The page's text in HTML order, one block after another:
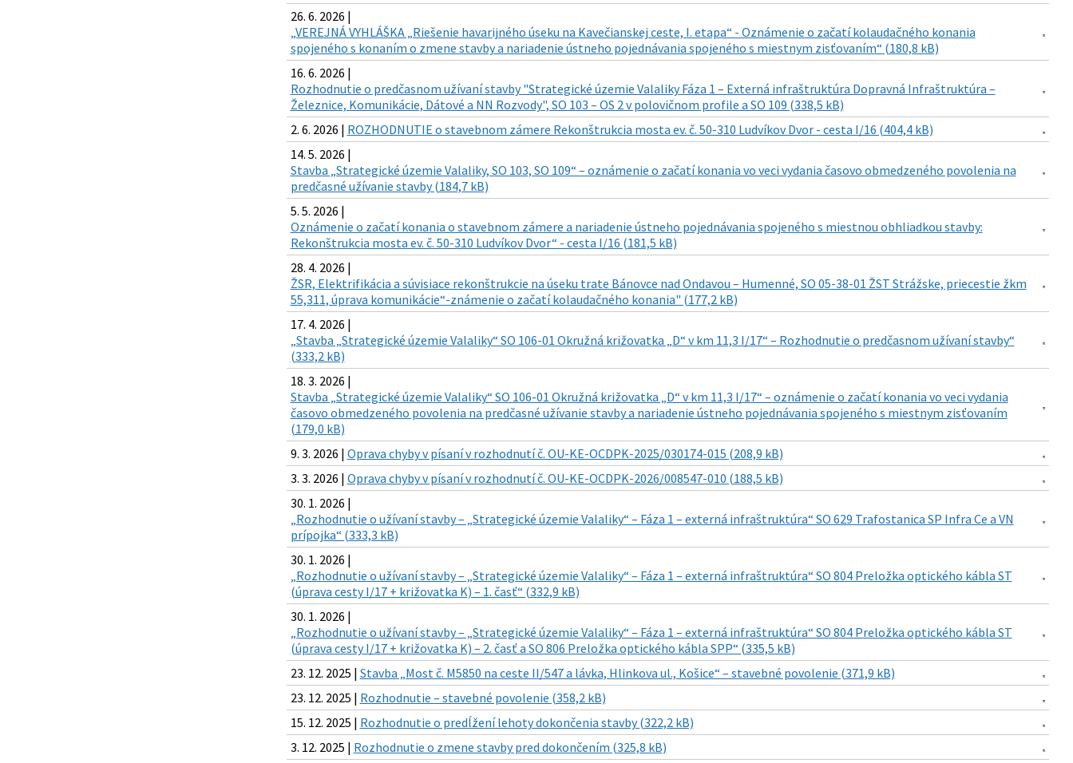
26. 6. 2026 |
„VEREJNÁ VYHLÁŠKA „Riešenie havarijného úseku na Kavečianskej ceste, I. etapa“ - Oznámenie o začatí kolaudačného konania
spojeného s konaním o zmene stavby a nariadenie ústneho pojednávania spojeného s miestnym zisťovaním“ (180,8 kB)
16. 6. 2026 |
Rozhodnutie o predčasnom užívaní stavby "Strategické územie Valaliky Fáza 1 – Externá infraštruktúra Dopravná Infraštruktúra –
Železnice, Komunikácie, Dátové a NN Rozvody", SO 103 – OS 2 v polovičnom profile a SO 109 (338,5 kB)
2. 6. 2026 | ROZHODNUTIE o stavebnom zámere Rekonštrukcia mosta ev. č. 50-310 Ludvíkov Dvor - cesta I/16 (404,4 kB)
14. 5. 2026 |
Stavba „Strategické územie Valaliky, SO 103, SO 109“ – oznámenie o začatí konania vo veci vydania časovo obmedzeného povolenia na
predčasné užívanie stavby (184,7 kB)
5. 5. 2026 |
Oznámenie o začatí konania o stavebnom zámere a nariadenie ústneho pojednávania spojeného s miestnou obhliadkou stavby:
Rekonštrukcia mosta ev. č. 50-310 Ludvíkov Dvor“ - cesta I/16 (181,5 kB)
28. 4. 2026 |
ŽSR, Elektrifikácia a súvisiace rekonštrukcie na úseku trate Bánovce nad Ondavou – Humenné, SO 05-38-01 ŽST Strážske, priecestie žkm
55,311, úprava komunikácie“-známenie o začatí kolaudačného konania" (177,2 kB)
17. 4. 2026 |
„Stavba „Strategické územie Valaliky“ SO 106-01 Okružná križovatka „D“ v km 11,3 I/17“ – Rozhodnutie o predčasnom užívaní stavby“
(333,2 kB)
18. 3. 2026 |
Stavba „Strategické územie Valaliky“ SO 106-01 Okružná križovatka „D“ v km 11,3 I/17“ – oznámenie o začatí konania vo veci vydania
časovo obmedzeného povolenia na predčasné užívanie stavby a nariadenie ústneho pojednávania spojeného s miestnym zisťovaním
(179,0 kB)
9. 3. 2026 | Oprava chyby v písaní v rozhodnutí č. OU-KE-OCDPK-2025/030174-015 (208,9 kB)
3. 3. 2026 | Oprava chyby v písaní v rozhodnutí č. OU-KE-OCDPK-2026/008547-010 (188,5 kB)
30. 1. 2026 |
„Rozhodnutie o užívaní stavby – „Strategické územie Valaliky“ – Fáza 1 – externá infraštruktúra“ SO 629 Trafostanica SP Infra Ce a VN
prípojka“ (333,3 kB)
30. 1. 2026 |
„Rozhodnutie o užívaní stavby – „Strategické územie Valaliky“ – Fáza 1 – externá infraštruktúra“ SO 804 Preložka optického kábla ST
(úprava cesty I/17 + križovatka K) – 1. časť“ (332,9 kB)
30. 1. 2026 |
„Rozhodnutie o užívaní stavby – „Strategické územie Valaliky“ – Fáza 1 – externá infraštruktúra“ SO 804 Preložka optického kábla ST
(úprava cesty I/17 + križovatka K) – 2. časť a SO 806 Preložka optického kábla SPP“ (335,5 kB)
23. 12. 2025 | Stavba „Most č. M5850 na ceste II/547 a lávka, Hlinkova ul., Košice“ – stavebné povolenie (371,9 kB)
23. 12. 2025 | Rozhodnutie – stavebné povolenie (358,2 kB)
15. 12. 2025 | Rozhodnutie o predĺžení lehoty dokončenia stavby (322,2 kB)
3. 12. 2025 | Rozhodnutie o zmene stavby pred dokončením (325,8 kB)